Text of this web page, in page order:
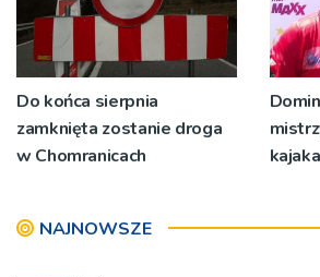
Do końca sierpnia
zamknięta zostanie droga
w Chomranicach
NAJNOWSZE